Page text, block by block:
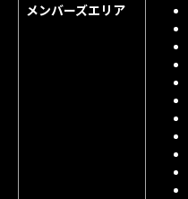
メンバーズエリア